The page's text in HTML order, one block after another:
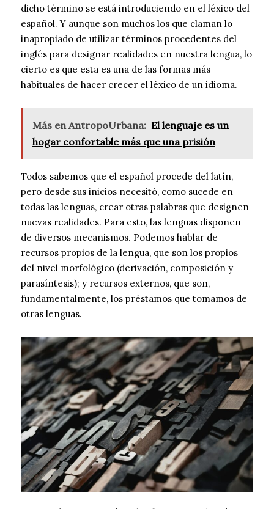
dicho término se está introduciendo en el léxico del
español. Y aunque son muchos los que claman lo
inapropiado de utilizar términos procedentes del
inglés para designar realidades en nuestra lengua, lo
cierto es que esta es una de las formas más
habituales de hacer crecer el léxico de un idioma.
Más en AntropoUrbana: El lenguaje es un
hogar confortable más que una prisión
Todos sabemos que el español procede del latín,
pero desde sus inicios necesitó, como sucede en
todas las lenguas, crear otras palabras que designen
nuevas realidades. Para esto, las lenguas disponen
de diversos mecanismos. Podemos hablar de
recursos propios de la lengua, que son los propios
del nivel morfológico (derivación, composición y
parasíntesis); y recursos externos, que son,
fundamentalmente, los préstamos que tomamos de
otras lenguas.